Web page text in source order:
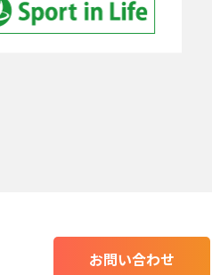
お問い合わせ